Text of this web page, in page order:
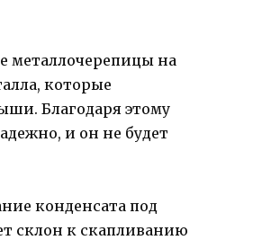
металлочерепицы на
которые
Благодаря этому
и он не будет
конденсата под
склон к скапливанию